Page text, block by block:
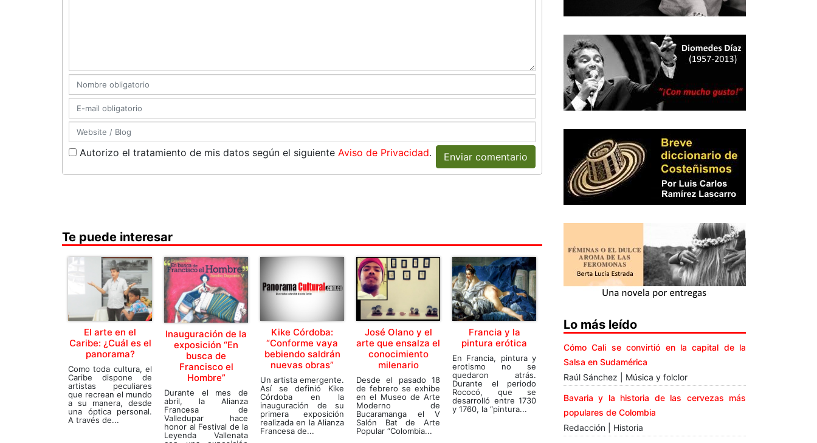
Autorizo el tratamiento de mis datos según el siguiente Aviso de Privacidad. Enviar comentario
Te puede interesar
El arte en el
Caribe: ¿Cuál es el
panorama?
Como toda cultura, el
Caribe dispone de
artistas peculiares
que recrean el mundo
a su manera, desde
una óptica personal.
A través de...
Inauguración de la
exposición “En
busca de
Francisco el
Hombre”
Durante el mes de
abril, la Alianza
Francesa de
Valledupar hace
honor al Festival de la
Leyenda Vallenata
Kike Córdoba:
“Conforme vaya
bebiendo saldrán
nuevas obras”
Un artista emergente.
Así se definió Kike
Córdoba en la
inauguración de su
primera exposición
realizada en la Alianza
Francesa de...
José Olano y el
arte que ensalza el
conocimiento
milenario
Desde el pasado 18
de febrero se exhibe
en el Museo de Arte
Moderno de
Bucaramanga el V
Salón Bat de Arte
Popular “Colombia...
Francia y la
pintura erótica
En Francia, pintura y
erotismo no se
quedaron atrás.
Durante el periodo
Rococó, que se
desarrolló entre 1730
y 1760, la “pintura...
Lo más leído
Cómo Cali se convirtió en la capital de la
Salsa en Sudamérica
Raúl Sánchez | Música y folclor
Bavaria y la historia de las cervezas más
populares de Colombia
Redacción | Historia